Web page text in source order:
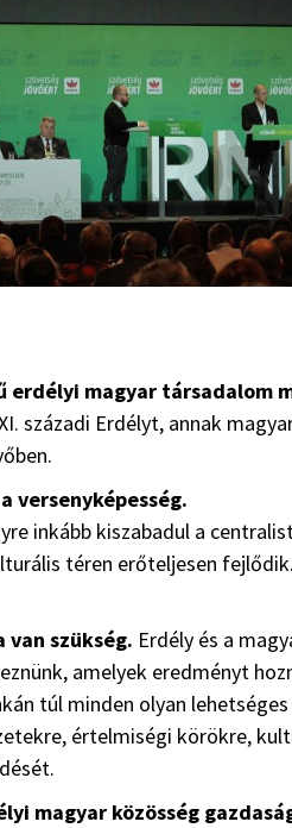
erdélyi magyar társadalom
századi Erdélyt, annak
versenyképesség.
inkább kiszabadul a
téren erőteljesen
szükség. Erdély és a
amelyek eredményt
túl minden olyan
értelmiségi körökre,
magyar közösség